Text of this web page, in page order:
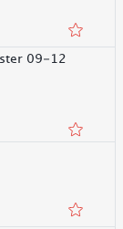
09-12